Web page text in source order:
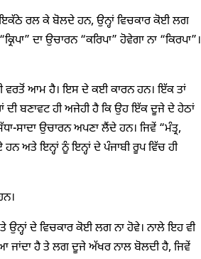
ਰਲ ਕੇ ਬੋਲਦੇ ਹਨ, ਉਨ੍ਹਾਂ ਵਿਚਕਾਰ ਕੋਈ ਲਗ
ਦਾ ਉਚਾਰਨ “ਕਰਿਪਾ” ਹੋਵੇਗਾ ਨਾ “ਕਿਰਪਾ”।
ਵਰਤੋਂ ਆਮ ਹੈ। ਇਸ ਦੇ ਕਈ ਕਾਰਨ ਹਨ। ਇੱਕ ਤਾਂ
ਬਣਾਵਟ ਹੀ ਅਜੇਹੀ ਹੈ ਕਿ ਉਹ ਇੱਕ ਦੂਜੇ ਦੇ ਹੇਠਾਂ
ਸਾਦਾ ਉਚਾਰਨ ਅਪਣਾ ਲੈਂਦੇ ਹਨ। ਜਿਵੇਂ “ਮੰਤ੍ਰ,
ਹਨ ਅਤੇ ਇਨ੍ਹਾਂ ਨੂੰ ਇਨ੍ਹਾਂ ਦੇ ਪੰਜਾਬੀ ਰੂਪ ਵਿੱਚ ਹੀ
ਦੇ ਵਿਚਕਾਰ ਕੋਈ ਲਗ ਨਾ ਹੋਵੇ। ਨਾਲੇ ਇਹ ਵੀ
ਜਾਂਦਾ ਹੈ ਤੇ ਲਗ ਦੂਜੇ ਅੱਖਰ ਨਾਲ ਬੋਲਦੀ ਹੈ, ਜਿਵੇਂ